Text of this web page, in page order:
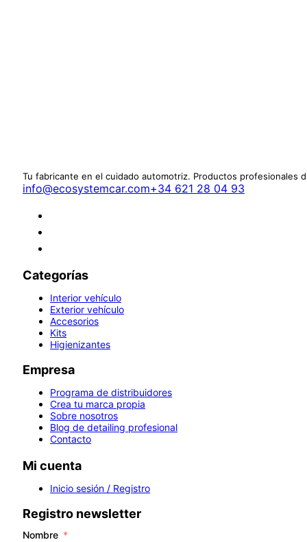
Tu fabricante en el cuidado automotriz. Productos profesionales
info@ecosystemcar.com+34 621 28 04 93
Categorías
Interior vehículo
Exterior vehículo
Accesorios
Kits
Higienizantes
Empresa
Programa de distribuidores
Crea tu marca propia
Sobre nosotros
Blog de detailing profesional
Contacto
Mi cuenta
Inicio sesión / Registro
Registro newsletter
Nombre